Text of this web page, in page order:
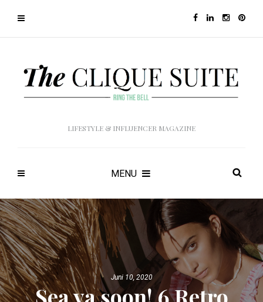
LIFESTYLE & INFLUENCER MAGAZINE
MENU
Juni 10, 2020
Sea ya soon! 6 Retro